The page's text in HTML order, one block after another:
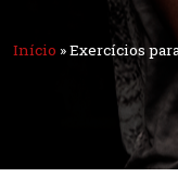
Início »Exercícios